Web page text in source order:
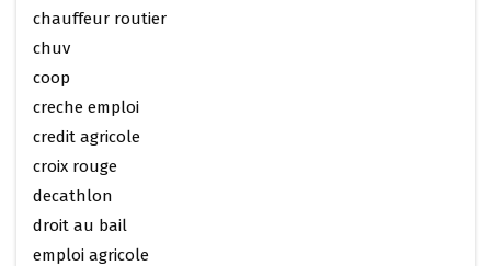
chauffeur routier
chuv
coop
creche emploi
credit agricole
croix rouge
decathlon
droit au bail
emploi agricole